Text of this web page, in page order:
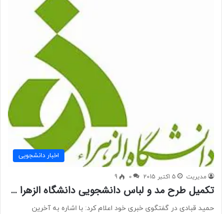
اخبار دانشجویی
مدیریت 5 اکتبر 2015 0
9
تکمیل طرح مد و لباس دانشجویی دانشگاه الزهرا …
حمید قبادی در گفتگوی خبری خود اعلام کرد: با اشاره به آخرین